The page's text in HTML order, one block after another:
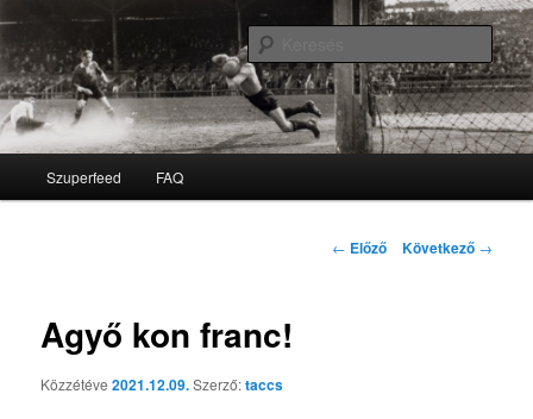
Zongoracipelő
Tovább az elsődleges tartalomra
Tovább a másodlagos tartalomra
Szuperfeed FAQ
Bejegyzés navigáció
← Előző Következő →
Agyő kon franc!
Közzétéve2021.12.09.Szerző:taccs